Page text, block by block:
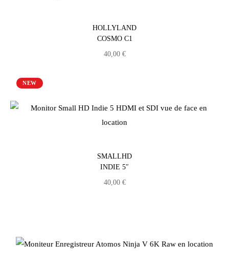
HOLLYLAND
COSMO C1
40,00 €
NEW
SMALLHD
INDIE 5″
40,00 €